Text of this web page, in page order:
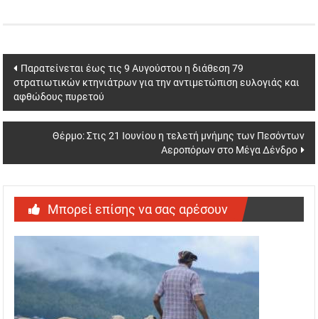
Post
navigation
Παρατείνεται έως τις 9 Αυγούστου η διάθεση 79
στρατιωτικών κτηνιάτρων για την αντιμετώπιση ευλογιάς και
αφθώδους πυρετού
Θέρμο: Στις 21 Ιουνίου η τελετή μνήμης των Πεσόντων
Αεροπόρων στο Μέγα Δένδρο
Μπορεί επίσης να σας αρέσουν